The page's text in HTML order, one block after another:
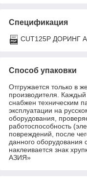
Спецификация
CUT125P ДОРИНГ
Способ упаковки
Отгружается только в
производителя.
снабжен техническим
эксплуатации на
оборудования,
работоспособность
повреждений, после
данного оборудования
наклеивается знак
АЗИЯ»